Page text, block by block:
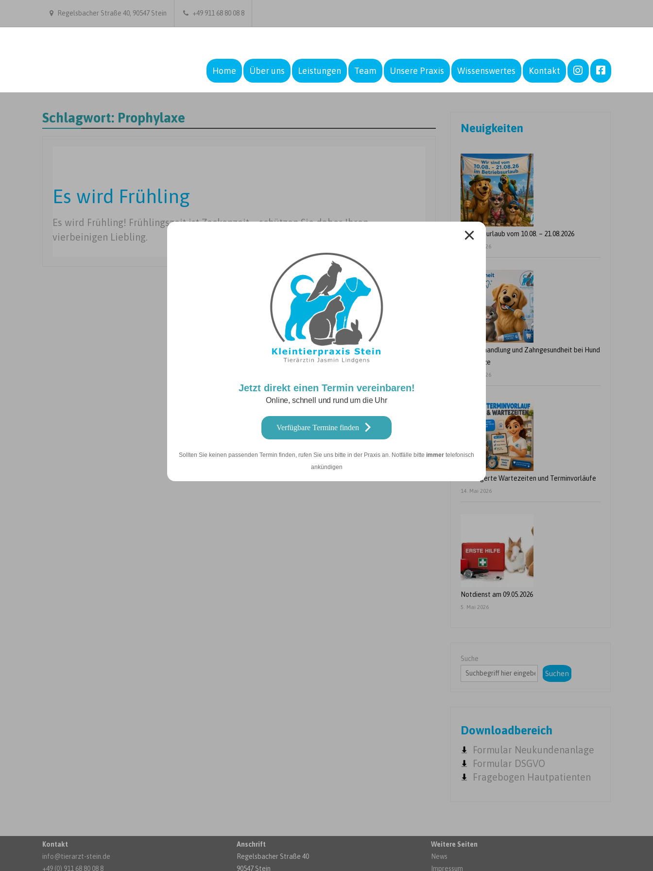
Jetzt direkt einen Termin vereinbaren!
Online, schnell und rund um die Uhr
Verfügbare Termine finden
Sollten Sie keinen passenden Termin finden, rufen Sie uns bitte in der Praxis an. Notfälle bitte immer telefonisch
ankündigen
Regelsbacher Straße 40, 90547 Stein +49 911 68 80 08 8
Home Über uns Leistungen Team Unsere Praxis Wissenswertes Kontakt
Schlagwort: Prophylaxe
Es wird Frühling
Es wird Frühling! Frühlingszeit ist Zeckenzeit – schützen Sie daher Ihren
vierbeinigen Liebling.
Neuigkeiten
Betriebsurlaub vom 10.08. – 21.08.2026
24. Juli 2026
Zahnbehandlung und Zahngesundheit bei Hund
und Katze
21. Juli 2026
Verlängerte Wartezeiten und Terminvorläufe
14. Mai 2026
Notdienst am 09.05.2026
5. Mai 2026
Suche
Suchen
Downloadbereich
Formular Neukundenanlage
Formular DSGVO
Fragebogen Hautpatienten
Kontakt
info@tierarzt-stein.de
+49 (0) 911 68 80 08 8
Anschrift
Regelsbacher Straße 40
90547 Stein
Weitere Seiten
News
Impressum